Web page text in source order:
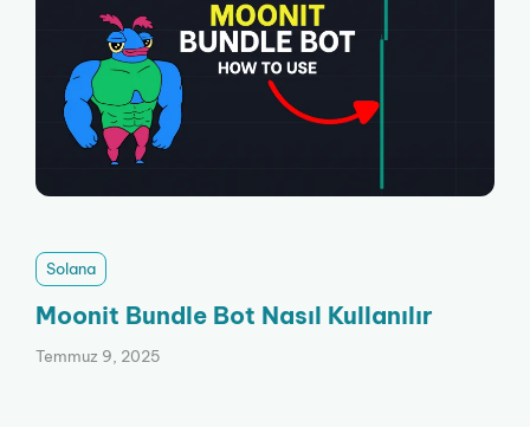
Solana
Moonit Bundle Bot Nasıl Kullanılır
Temmuz 9, 2025